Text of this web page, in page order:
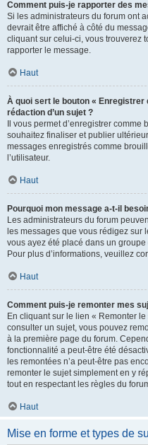
Comment puis-je rapporter des
Si les administrateurs du forum ont
devrait être affiché à côté du
cliquant sur celui-ci, vous trouverez
rapporter le message.
Haut
À quoi sert le bouton «
rédaction d’un sujet ?
Il vous permet d’enregistrer
souhaitez finaliser et publier
messages enregistrés comme
l’utilisateur.
Haut
Pourquoi mon message a-t-il
Les administrateurs du forum
les messages que vous rédigez sur
vous ayez été placé dans un
Pour plus d’informations, veuillez
Haut
Comment puis-je remonter mes
En cliquant sur le lien « Remonter
consulter un sujet, vous pouvez
à la première page du forum.
fonctionnalité a peut-être été
les remontées n’a peut-être pas
remonter le sujet simplement en y
tout en respectant les règles du
Haut
Mise en forme et types de